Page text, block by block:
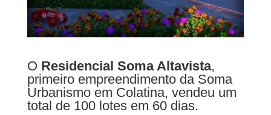
u
l
d
e
e
f
O Residencial Soma Altavista,
primeiro empreendimento da Soma
Urbanismo em Colatina, vendeu um
total de 100 lotes em 60 dias.